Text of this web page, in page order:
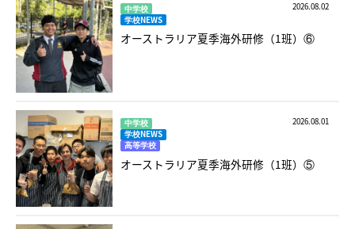
中学校
学校NEWS
2026.08.02
オーストラリア夏季海外研修（1班）⑥
中学校
学校NEWS
高等学校
2026.08.01
オーストラリア夏季海外研修（1班）⑤